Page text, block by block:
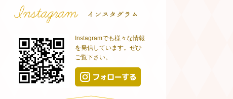
Instagramでも様々な情報
を発信しています。ぜひ
ご覧下さい。